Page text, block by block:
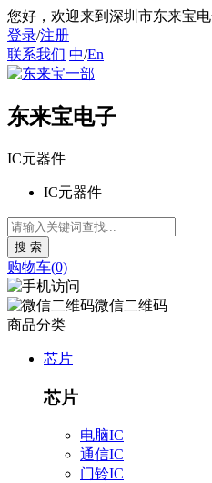
您好 ，欢迎来到深圳市东来宝
登录/注册
联系我们 中/En
东来宝电子
IC元器件
IC元器件
购物车(0)
微信二维码
商品分类
芯片
芯片
电脑IC
通信IC
门铃IC